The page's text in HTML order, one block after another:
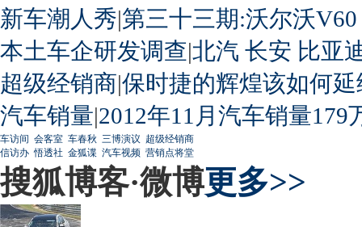
新车潮人秀|第三十三期:沃尔沃
本土车企研发调查|北汽 长安 比亚
超级经销商|保时捷的辉煌该如何延
汽车销量|2012年11月汽车销量179
车访间 会客室 车春秋 三博演议 超级经销商
信访办 悟透社 金狐谍 汽车视频 营销点将堂
搜狐博客·微博更多>>